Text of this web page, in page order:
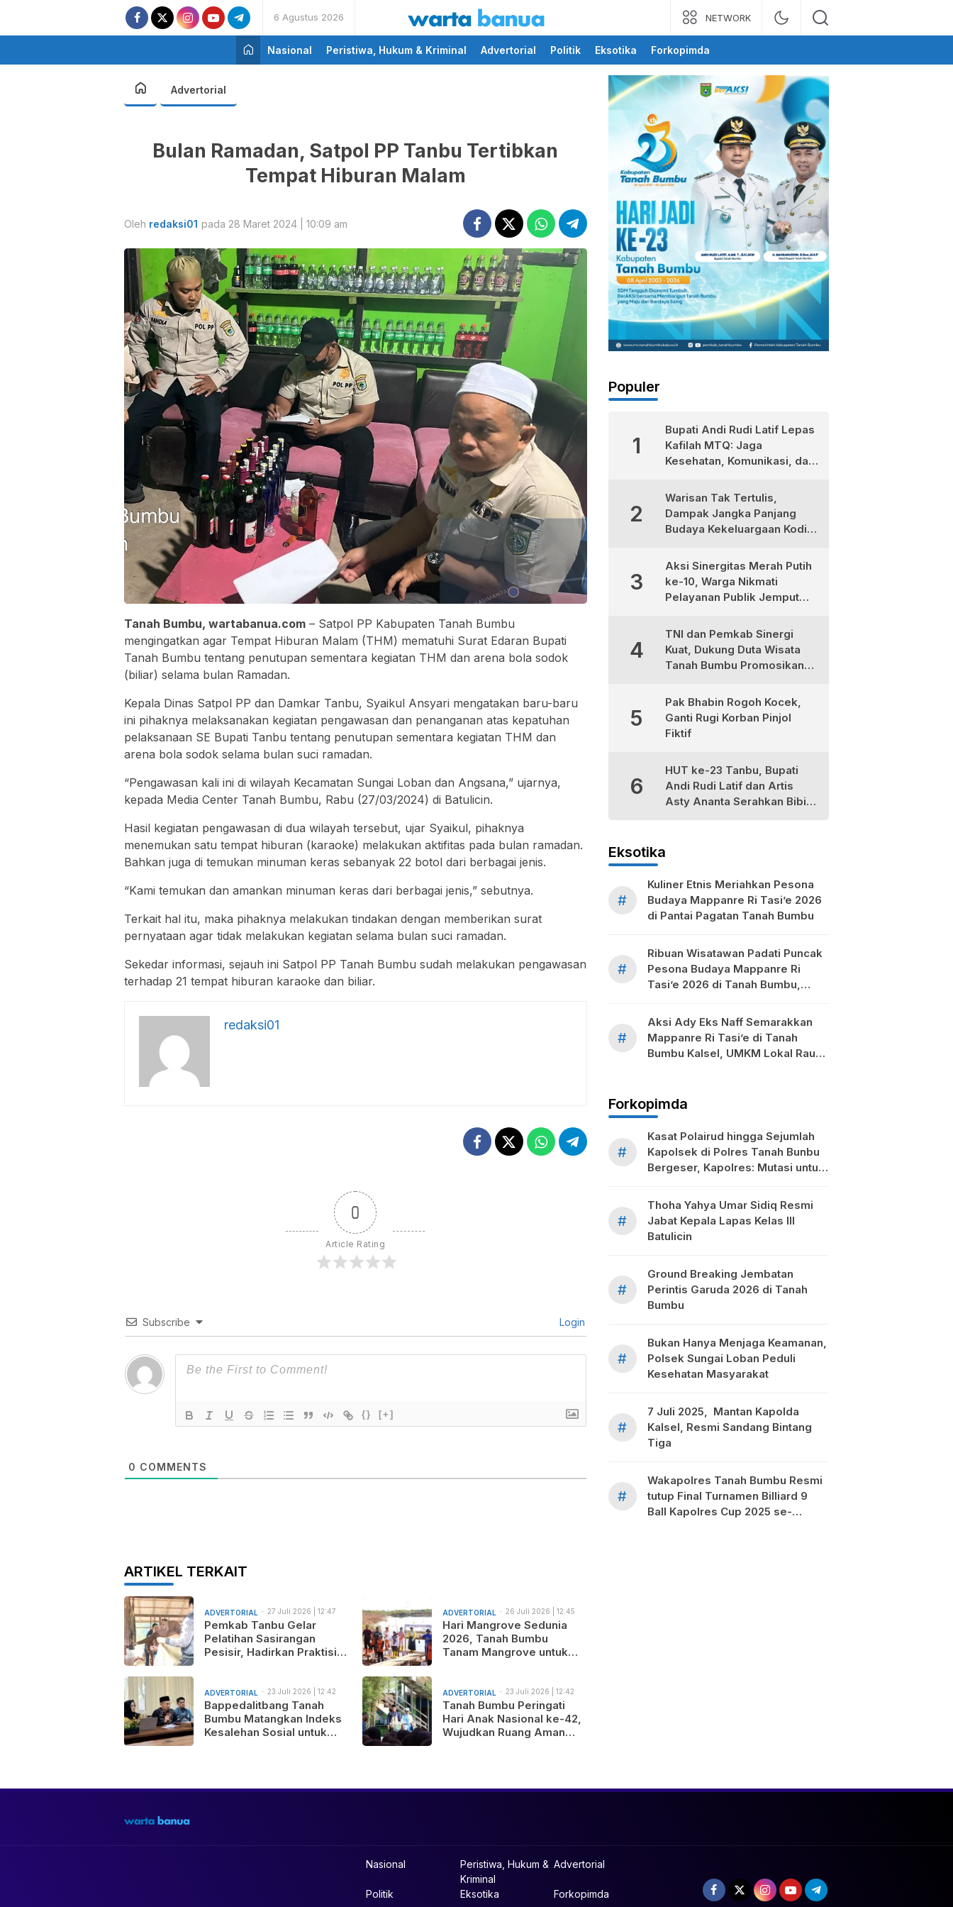
6 Agustus 2026
wartabanua.com
memberikan informasi
yang cerdas dan fakta
NETWORK
Nasional Peristiwa, Hukum & Kriminal Advertorial Politik Eksotika Forkopimda
Advertorial
Bulan Ramadan, Satpol PP Tanbu Tertibkan
Tempat Hiburan Malam
Oleh redaksi01 pada 28 Maret 2024 | 10:09 am
Tanah Bumbu, wartabanua.com – Satpol PP Kabupaten Tanah Bumbu
mengingatkan agar Tempat Hiburan Malam (THM) mematuhi Surat Edaran Bupati
Tanah Bumbu tentang penutupan sementara kegiatan THM dan arena bola sodok
(biliar) selama bulan Ramadan.
Kepala Dinas Satpol PP dan Damkar Tanbu, Syaikul Ansyari mengatakan baru-baru
ini pihaknya melaksanakan kegiatan pengawasan dan penanganan atas kepatuhan
pelaksanaan SE Bupati Tanbu tentang penutupan sementara kegiatan THM dan
arena bola sodok selama bulan suci ramadan.
“Pengawasan kali ini di wilayah Kecamatan Sungai Loban dan Angsana,” ujarnya,
kepada Media Center Tanah Bumbu, Rabu (27/03/2024) di Batulicin.
Hasil kegiatan pengawasan di dua wilayah tersebut, ujar Syaikul, pihaknya
menemukan satu tempat hiburan (karaoke) melakukan aktifitas pada bulan ramadan.
Bahkan juga di temukan minuman keras sebanyak 22 botol dari berbagai jenis.
“Kami temukan dan amankan minuman keras dari berbagai jenis,” sebutnya.
Terkait hal itu, maka pihaknya melakukan tindakan dengan memberikan surat
pernyataan agar tidak melakukan kegiatan selama bulan suci ramadan.
Sekedar informasi, sejauh ini Satpol PP Tanah Bumbu sudah melakukan pengawasan
terhadap 21 tempat hiburan karaoke dan biliar.
redaksi01
0
Article Rating
Subscribe Login
{} [+]
0 COMMENTS
ARTIKEL TERKAIT
ADVERTORIAL
27 Juli 2026 | 12:47
am
Pemkab Tanbu Gelar
Pelatihan Sasirangan
Pesisir, Hadirkan Praktisi
Pemasaran Produk
ADVERTORIAL
26 Juli 2026 | 12:45
am
Hari Mangrove Sedunia
2026, Tanah Bumbu
Tanam Mangrove untuk
ADVERTORIAL
23 Juli 2026 | 12:42
am
Bappedalitbang Tanah
Bumbu Matangkan Indeks
Kesalehan Sosial untuk
ADVERTORIAL
23 Juli 2026 | 12:42
am
Tanah Bumbu Peringati
Hari Anak Nasional ke-42,
Wujudkan Ruang Aman
Populer
1
Bupati Andi Rudi Latif Lepas
Kafilah MTQ: Jaga
Kesehatan, Komunikasi, dan
Dunia Akhirat
2
Warisan Tak Tertulis,
Dampak Jangka Panjang
Budaya Kekeluargaan Kodim
3
Aksi Sinergitas Merah Putih
ke-10, Warga Nikmati
Pelayanan Publik Jemput
4
TNI dan Pemkab Sinergi
Kuat, Dukung Duta Wisata
Tanah Bumbu Promosikan
5
Pak Bhabin Rogoh Kocek,
Ganti Rugi Korban Pinjol
Fiktif
6
HUT ke-23 Tanbu, Bupati
Andi Rudi Latif dan Artis
Asty Ananta Serahkan Bibit
Eksotika
#
Kuliner Etnis Meriahkan Pesona
Budaya Mappanre Ri Tasi’e 2026
di Pantai Pagatan Tanah Bumbu
#
Ribuan Wisatawan Padati Puncak
Pesona Budaya Mappanre Ri
Tasi’e 2026 di Tanah Bumbu,
#
Aksi Ady Eks Naff Semarakkan
Mappanre Ri Tasi’e di Tanah
Bumbu Kalsel, UMKM Lokal Raup
Forkopimda
#
Kasat Polairud hingga Sejumlah
Kapolsek di Polres Tanah Bunbu
Bergeser, Kapolres: Mutasi untuk
#
Thoha Yahya Umar Sidiq Resmi
Jabat Kepala Lapas Kelas III
Batulicin
#
Ground Breaking Jembatan
Perintis Garuda 2026 di Tanah
Bumbu
#
Bukan Hanya Menjaga Keamanan,
Polsek Sungai Loban Peduli
Kesehatan Masyarakat
#
7 Juli 2025, Mantan Kapolda
Kalsel, Resmi Sandang Bintang
Tiga
#
Wakapolres Tanah Bumbu Resmi
tutup Final Turnamen Billiard 9
Ball Kapolres Cup 2025 se-
Nasional
Peristiwa, Hukum &
Kriminal
Advertorial
Politik Eksotika Forkopimda